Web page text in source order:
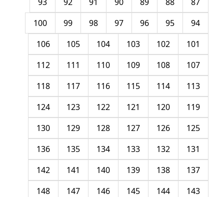
94
95
96
97
98
99
100
101
102
103
104
105
106
107
108
109
110
111
112
113
114
115
116
117
118
119
120
121
122
123
124
125
126
127
128
129
130
131
132
133
134
135
136
137
138
139
140
141
142
143
144
145
146
147
148